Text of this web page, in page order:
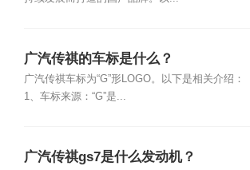
广汽传祺的车标是什么？
广汽传祺车标为“G”形LOGO。以下是相关介绍：
1、车标来源：“G”是...
广汽传祺gs7是什么发动机？